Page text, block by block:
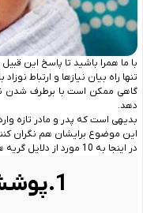
با ما همرا باشید تا پاسخ این
تنها راه بیان نیازها و ارتباط
گاهی ممکن است با برطرف شدن
دهد.
بدیهی است که پدر و مادر تازه
این موضوع برایشان هم نگران
در اینجا به 10 مورد از دلایل گریه های نوزادان اشاره شده است:
1.پوشش ناراحت نوزاد